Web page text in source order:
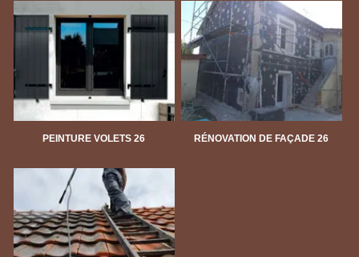
PEINTURE VOLETS 26 RÉNOVATION DE FAÇADE 26